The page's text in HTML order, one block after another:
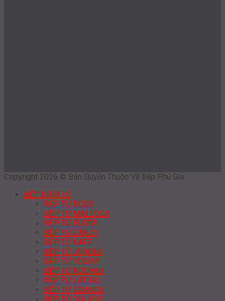
Copyright 2026 © Bản Quyền Thuộc Về Bếp Phú Gia
BẾP ĐIỆN TỪ
BẾP TỪ BOSS
BẾP TỪ MALLOCA
BẾP TỪ FUGER
BẾP TỪ CANZY
BẾP TỪ KAFF
BẾP TỪ JUNGER
BẾP TỪ YOSIMI
BẾP TỪ KOCHER
BẾP TỪ LATINO
BẾP TỪ GRANDX